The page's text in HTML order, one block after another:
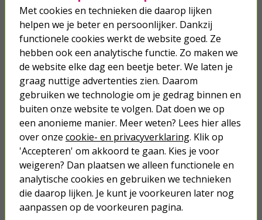
Je verwacht het niet
Turbo onkruidverdelger (Concentraat,
3x 100ml) | Ook voor je gazon!
43,
13,50
Gazonmest | Ecotop | 5 kg (75 m²,
Bio-label)
16,95
Met cookies en technieken die daarop lijken
helpen we je beter en persoonlijker. Dankzij
functionele cookies werkt de website goed. Ze
hebben ook een analytische functie. Zo maken we
de website elke dag een beetje beter. We laten je
graag nuttige advertenties zien. Daarom
gebruiken we technologie om je gedrag binnen en
buiten onze website te volgen. Dat doen we op
een anonieme manier. Meer weten? Lees hier alles
over onze cookie- en privacyverklaring. Klik op
'Accepteren' om akkoord te gaan. Kies je voor
weigeren? Dan plaatsen we alleen functionele en
analytische cookies en gebruiken we technieken
die daarop lijken. Je kunt je voorkeuren later nog
aanpassen op de voorkeuren pagina.